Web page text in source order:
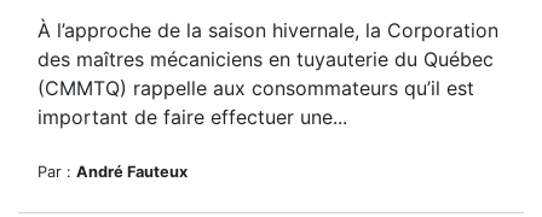
À l’approche de la saison hivernale, la Corporation
des maîtres mécaniciens en tuyauterie du Québec
(CMMTQ) rappelle aux consommateurs qu’il est
important de faire effectuer une...
Par : André Fauteux